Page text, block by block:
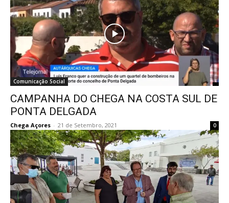
Comunicação Social
CAMPANHA DO CHEGA NA COSTA SUL DE
PONTA DELGADA
Chega Açores - 21 de Setembro, 2021 0